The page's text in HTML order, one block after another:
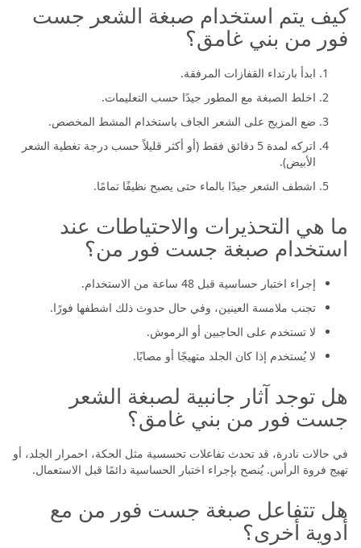
كيف يتم استخدام صبغة الشعر جست
فور من بني غامق؟
ابدأ بارتداء القفازات المرفقة.
اخلط الصبغة مع المطور جيدًا حسب التعليمات.
ضع المزيج على الشعر الجاف باستخدام المشط المخصص.
اتركه لمدة 5 دقائق فقط (أو أكثر قليلاً حسب درجة تغطية الشعر
الأبيض).
اشطف الشعر جيدًا بالماء حتى يصبح نظيفًا تمامًا.
ما هي التحذيرات والاحتياطات عند
استخدام صبغة جست فور من؟
إجراء اختبار حساسية قبل 48 ساعة من الاستخدام.
تجنب ملامسة العينين، وفي حال حدوث ذلك اشطفها فورًا.
لا تستخدم على الحاجبين أو الرموش.
لا يُستخدم إذا كان الجلد متهيجًا أو مصابًا.
هل توجد آثار جانبية لصبغة الشعر
جست فور من بني غامق؟
في حالات نادرة، قد تحدث تفاعلات تحسسية مثل الحكة، احمرار الجلد، أو
تهيج فروة الرأس. يُنصح بإجراء اختبار الحساسية دائمًا قبل الاستعمال.
هل تتفاعل صبغة جست فور من مع
أدوية أخرى؟